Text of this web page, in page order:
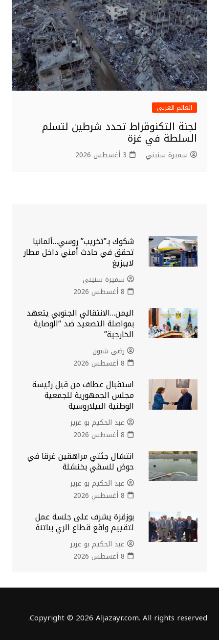
العالم العربي
لجنة التكنوقراط تحدد شرطين لتسلم
السلطة في غزة
سميرة سنيني 3 أغسطس 2026
شكوك بـ”تخريب” روسي…ألمانيا
تحقق في حادث أمني داخل مطار
لايبزيغ
سميرة سنيني
8 أغسطس 2026
اليمن…الانتقالي الجنوبي يتعهد
بمواصلة التصعيد ضد “الوصاية
الخارجية”
رضى شبون
8 أغسطس 2026
استقبال عطاف من قبل رئيسة
مجلس الجمهورية للجمعية
الوطنية البيلاروسية
عبد الحكيم بو عزيز
8 أغسطس 2026
انتشال جثتي مراهقين غرقا في
حوض للسقي بخنشلة
عبد الحكيم بو عزيز
8 أغسطس 2026
بوزقزة يشرف على جلسة عمل
لتقييم واقع قطاع الري بباتنة
عبد الحكيم بو عزيز
8 أغسطس 2026
Copyright © 2026 Aljazayr.com. All rights reserved.